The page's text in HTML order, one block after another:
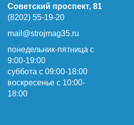
Советский проспект, 81
(8202) 55-19-20
mail@strojmag35.ru
понедельник-пятница с
9:00-19:00
суббота c 09:00-18:00
воскресенье с 10:00-
18:00